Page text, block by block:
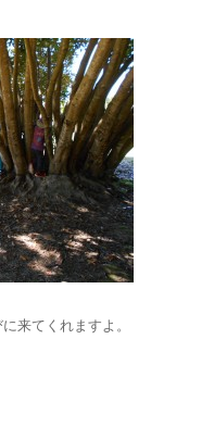
来てくれますよ。